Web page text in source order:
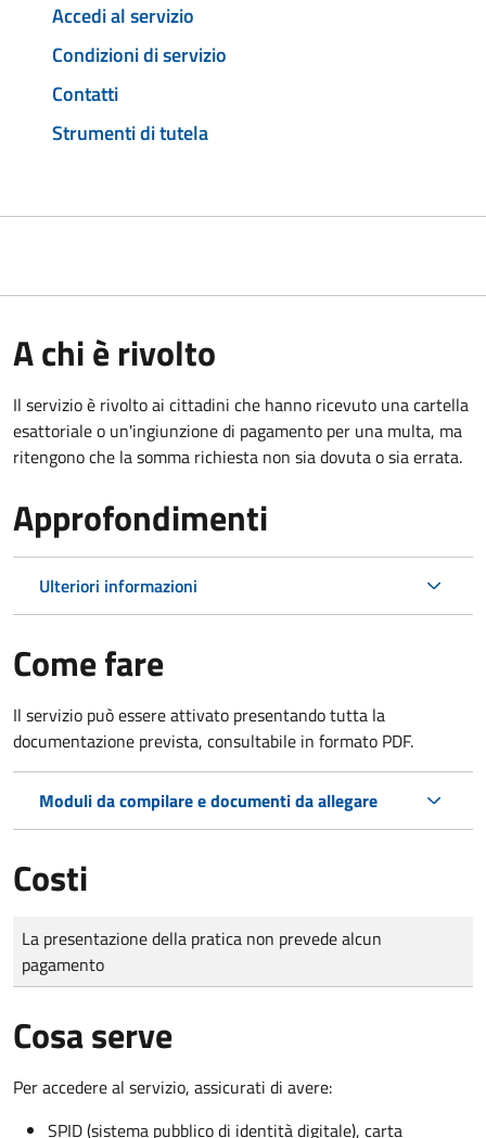
Accedi al servizio
Condizioni di servizio
Contatti
Strumenti di tutela
A chi è rivolto
Il servizio è rivolto ai cittadini che hanno ricevuto una cartella
esattoriale o un'ingiunzione di pagamento per una multa, ma
ritengono che la somma richiesta non sia dovuta o sia errata.
Approfondimenti
Ulteriori informazioni
Come fare
Il servizio può essere attivato presentando tutta la
documentazione prevista, consultabile in formato PDF.
Moduli da compilare e documenti da allegare
Costi
Tipo di pagamento
Importo
La presentazione della pratica non prevede alcun
pagamento
Cosa serve
Per accedere al servizio, assicurati di avere:
SPID (sistema pubblico di identità digitale), carta